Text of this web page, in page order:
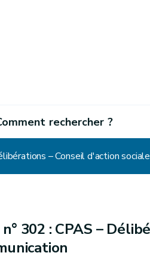
rechercher ?
– Conseil d'action
302 : CPAS –